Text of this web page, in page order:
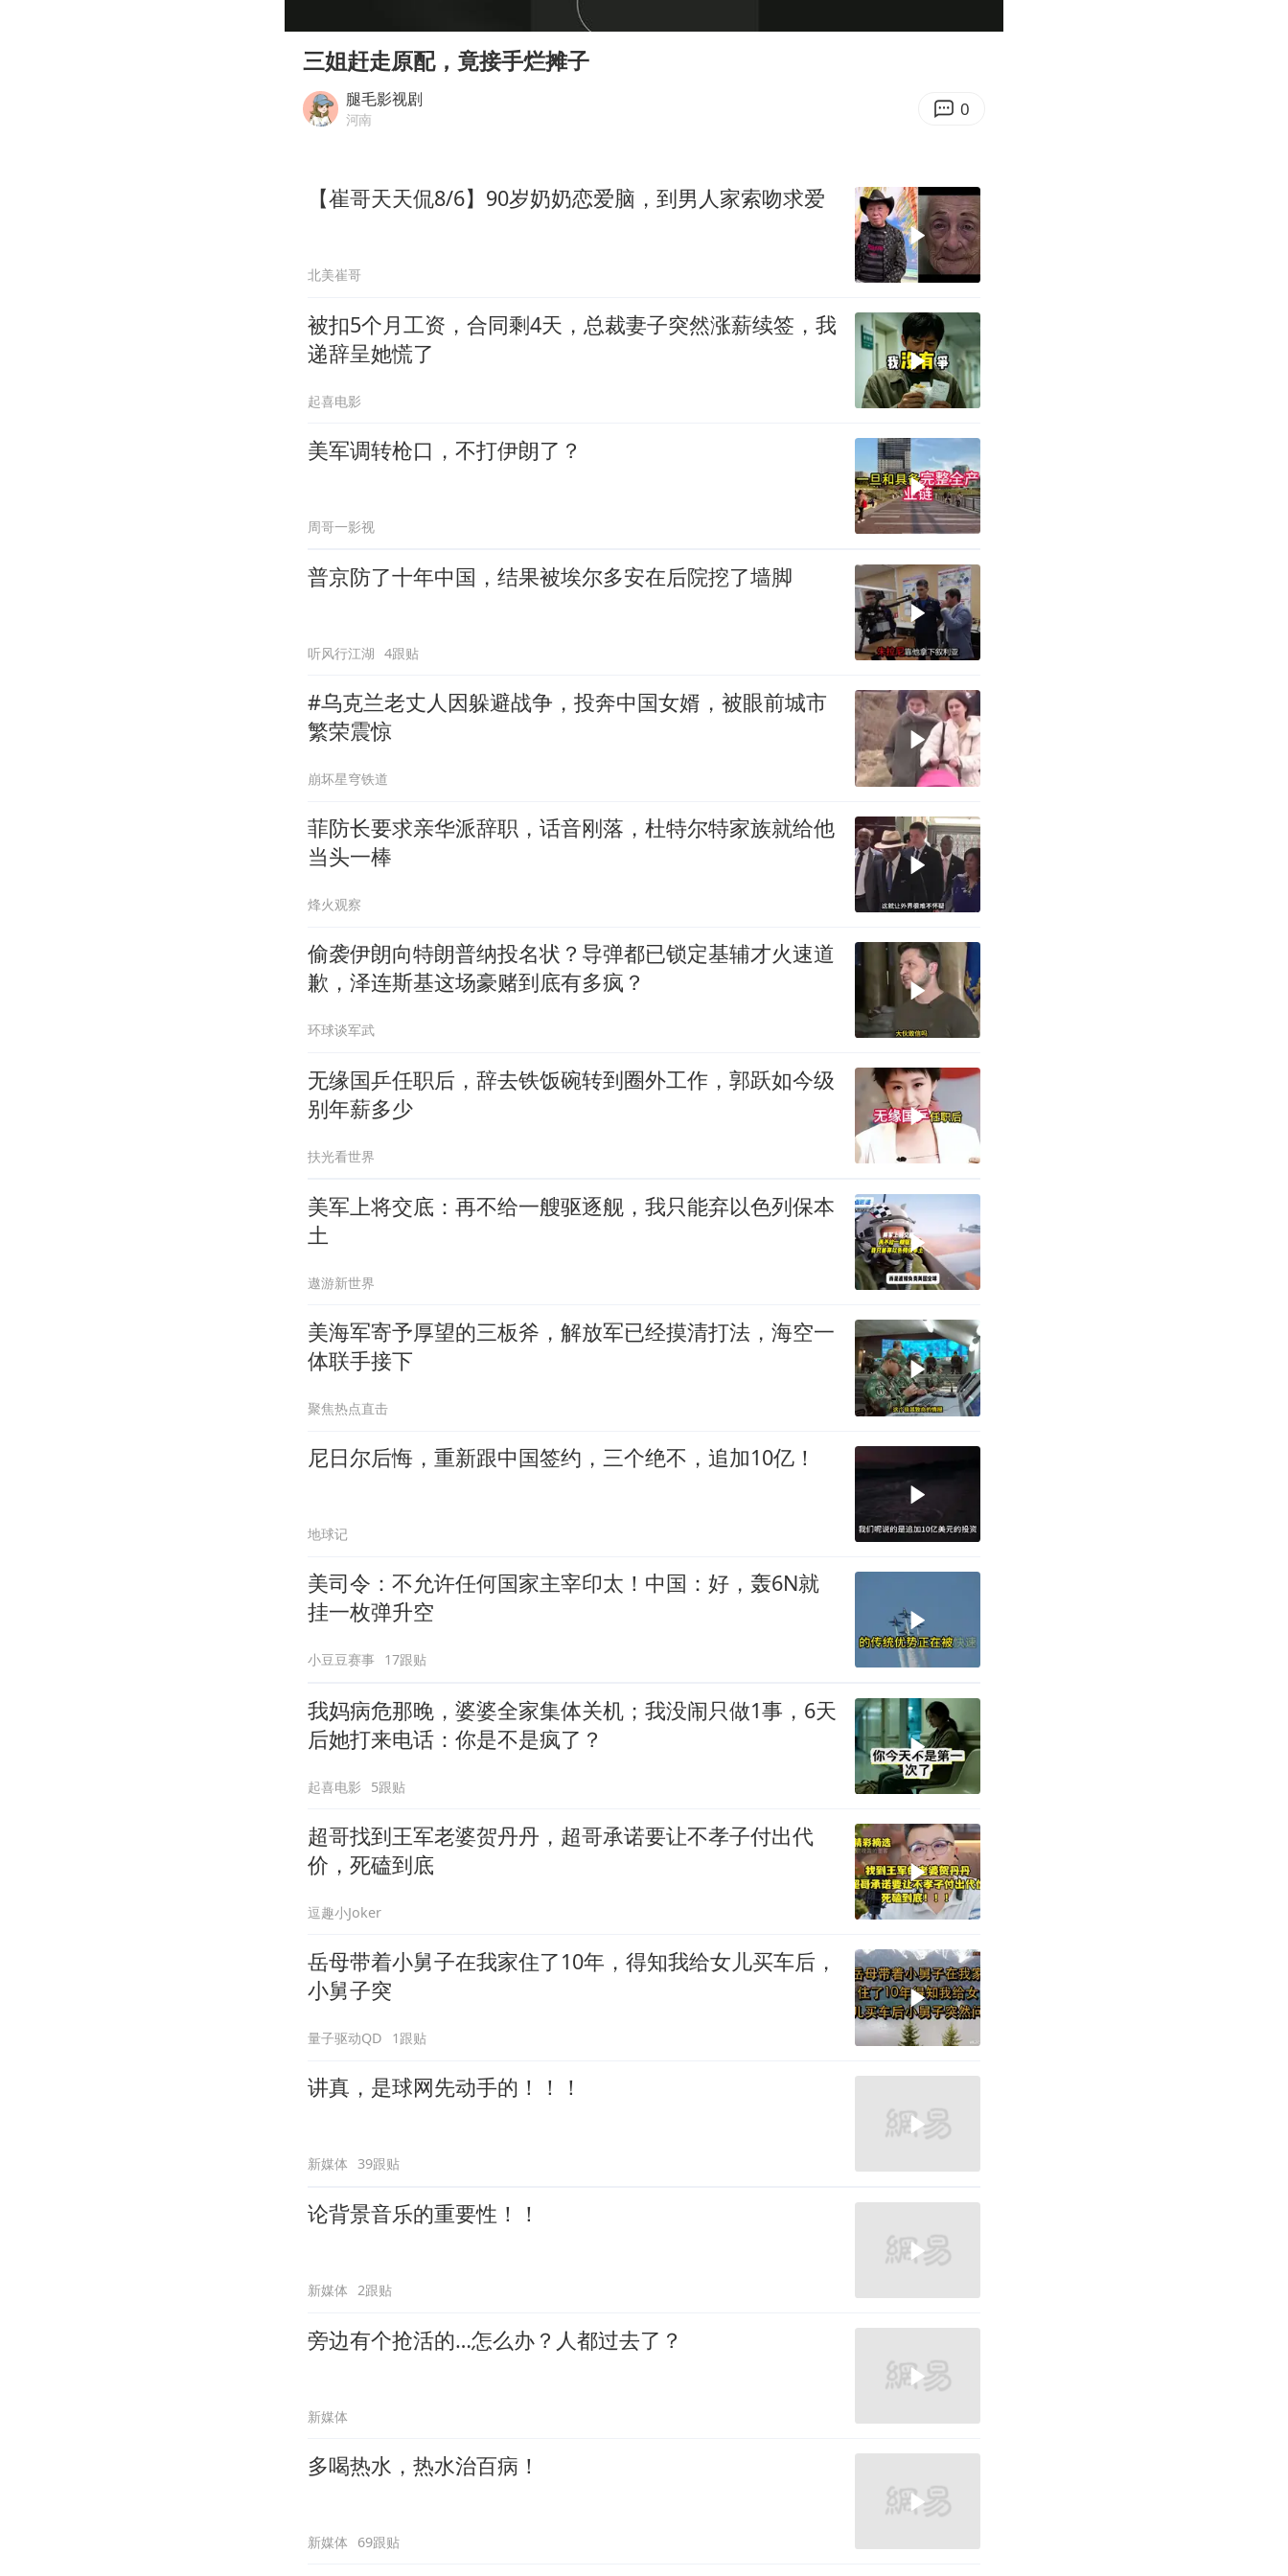
女儿为争财产堵门阻挠父亲出殡
欧阳娜娜窦靖童好搭
三姐赶走原配，竟接手烂摊子
腿毛影视剧
河南 0
【崔哥天天侃8/6】90岁奶奶恋爱脑，到男人家索吻求爱
北美崔哥
被扣5个月工资，合同剩4天，总裁妻子突然涨薪续签，我
递辞呈她慌了
起喜电影
美军调转枪口，不打伊朗了？
周哥一影视
普京防了十年中国，结果被埃尔多安在后院挖了墙脚
听风行江湖 4跟贴
#乌克兰老丈人因躲避战争，投奔中国女婿，被眼前城市
繁荣震惊
崩坏星穹铁道
菲防长要求亲华派辞职，话音刚落，杜特尔特家族就给他
当头一棒
烽火观察
偷袭伊朗向特朗普纳投名状？导弹都已锁定基辅才火速道
歉，泽连斯基这场豪赌到底有多疯？
环球谈军武
无缘国乒任职后，辞去铁饭碗转到圈外工作，郭跃如今级
别年薪多少
扶光看世界
美军上将交底：再不给一艘驱逐舰，我只能弃以色列保本
土
遨游新世界
美海军寄予厚望的三板斧，解放军已经摸清打法，海空一
体联手接下
聚焦热点直击
尼日尔后悔，重新跟中国签约，三个绝不，追加10亿！
地球记
美司令：不允许任何国家主宰印太！中国：好，轰6N就
挂一枚弹升空
小豆豆赛事 17跟贴
我妈病危那晚，婆婆全家集体关机；我没闹只做1事，6天
后她打来电话：你是不是疯了？
起喜电影 5跟贴
超哥找到王军老婆贺丹丹，超哥承诺要让不孝子付出代
价，死磕到底
逗趣小Joker
岳母带着小舅子在我家住了10年，得知我给女儿买车后，
小舅子突
量子驱动QD 1跟贴
讲真，是球网先动手的！！！
新媒体 39跟贴
论背景音乐的重要性！！
新媒体 2跟贴
旁边有个抢活的…怎么办？人都过去了？
新媒体
多喝热水，热水治百病！
新媒体 69跟贴